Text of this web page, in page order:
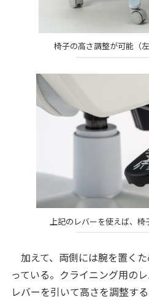
椅子の高さ調整が可能（
上記のレバーを使えば、椅
加えて、両側には腕を置く
っている。クライニング用の
レバーを引いて高さを調整す